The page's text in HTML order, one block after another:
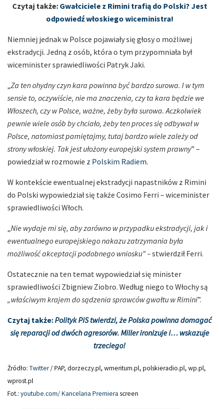
Czytaj także: Gwałciciele z Rimini trafią do Polski? Jest
odpowiedź włoskiego wiceministra!
Niemniej jednak w Polsce pojawiały się głosy o możliwej
ekstradycji. Jedną z osób, która o tym przypomniała był
wiceminister sprawiedliwości Patryk Jaki.
Za ten ohydny czyn kara powinna być bardzo surowa. I w tym
sensie to, oczywiście, nie ma znaczenia, czy ta kara będzie we
Włoszech, czy w Polsce, ważne, żeby była surowa. Aczkolwiek
pewnie wiele osób by chciało, żeby ten proces się odbywał w
Polsce, natomiast pamiętajmy, tutaj bardzo wiele zależy od
strony włoskiej. Tak jest ułożony europejski system prawny” –
powiedział w rozmowie z Polskim Radiem.
W kontekście ewentualnej ekstradycji napastników z Rimini
do Polski wypowiedział się także Cosimo Ferri – wiceminister
sprawiedliwości Włoch.
Nie wydaje mi się, aby zarówno w przypadku ekstradycji, jak i
ewentualnego europejskiego nakazu zatrzymania była
możliwość akceptacji podobnego wniosku” –stwierdził Ferri.
Ostatecznie na ten temat wypowiedział się minister
sprawiedliwości Zbigniew Ziobro. Według niego to Włochy są
„właściwym krajem do sądzenia sprawców gwałtu w Rimini”.
Czytaj także:Polityk PiS twierdzi, że Polska powinna domagać
się reparacji od dwóch agresorów. Miller ironizuje i… wskazuje
trzeciego!
Źródło: Twitter/ PAP, dorzeczy.pl, wmeritum.pl, polskieradio.pl, wp.pl,
wprost.pl
Fot.: youtube.com/ Kancelaria Premiera screen